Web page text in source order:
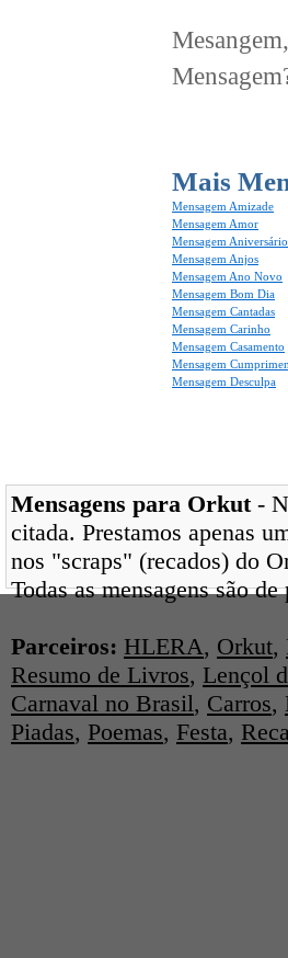
Mais
Mensagem Amizade
Mensagem Amor
Mensagem Aniversário
Mensagem Anjos
Mensagem Ano Novo
Mensagem Bom Dia
Mensagem Cantadas
Mensagem Carinho
Mensagem Casamento
Mensagem
Mensagem Desculpa
Mensagens para Orkut-
citada. Prestamos apenas
nos "scraps" (recados) do
Todas as mensagens são
Parceiros: HLERA, Orkut,
Resumo de Livros, Lençol
Carnaval no Brasil, Carros,
Piadas, Poemas, Festa,